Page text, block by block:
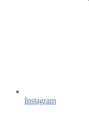
Instagram